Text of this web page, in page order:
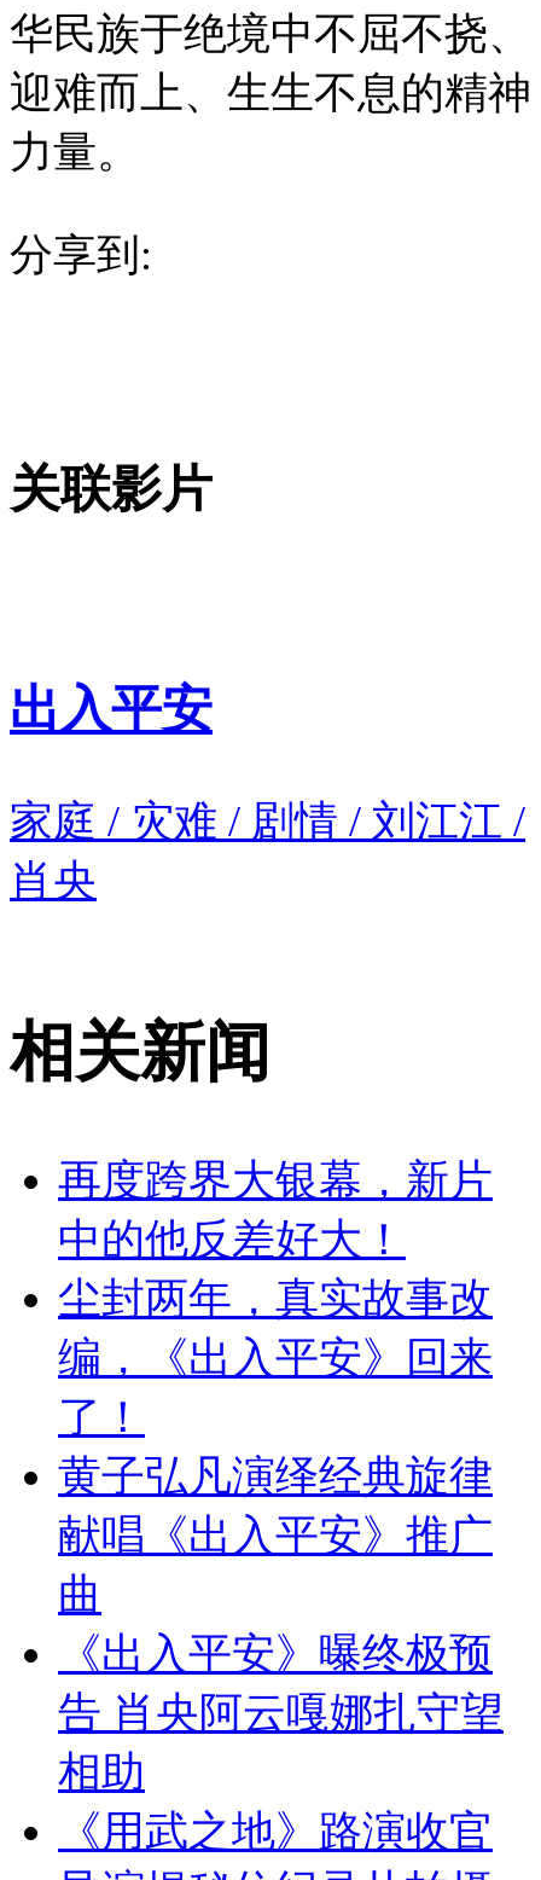
华民族于绝境中不屈不挠、
迎难而上、生生不息的精神
力量。
分享到:
关联影片
出入平安
家庭 / 灾难 / 剧情 / 刘江江 /
肖央
相关新闻
再度跨界大银幕，新片
中的他反差好大！
尘封两年，真实故事改
编，《出入平安》回来
了！
黄子弘凡演绎经典旋律
献唱《出入平安》推广
曲
《出入平安》曝终极预
告 肖央阿云嘎娜扎守望
相助
《用武之地》路演收官